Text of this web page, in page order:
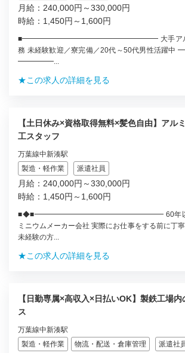
月給：240,000円～330,000円
時給：1,450円～1,600円
■━━━━━━━━━━━━━━━━━━━ 大手アルミ
務 未経験歓迎／寮完備／20代～50代男性
━━━━━...
★この求人の詳細を見る
【土日休み×資格取得無料×髪色自由】アル
工スタッフ
万葉線中新湊駅
製造・軽作業
派遣社員
月給：240,000円～330,000円
時給：1,450円～1,600円
■◆■━━━━━━━━━━━━━━━━━━ 60年以上
ミニウムメーカー会社 実際にお仕事をする前に丁
未経験の方...
★この求人の詳細を見る
【日勤専属×高収入×日払いOK】製鉄工場
ス
万葉線中新湊駅
製造・軽作業
物流・配送・倉庫管理 派遣社